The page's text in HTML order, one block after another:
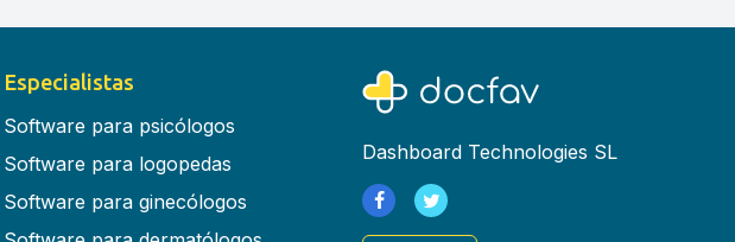
Especialistas
Software para psicólogos
Software para logopedas
Software para ginecólogos
Dashboard Technologies SL